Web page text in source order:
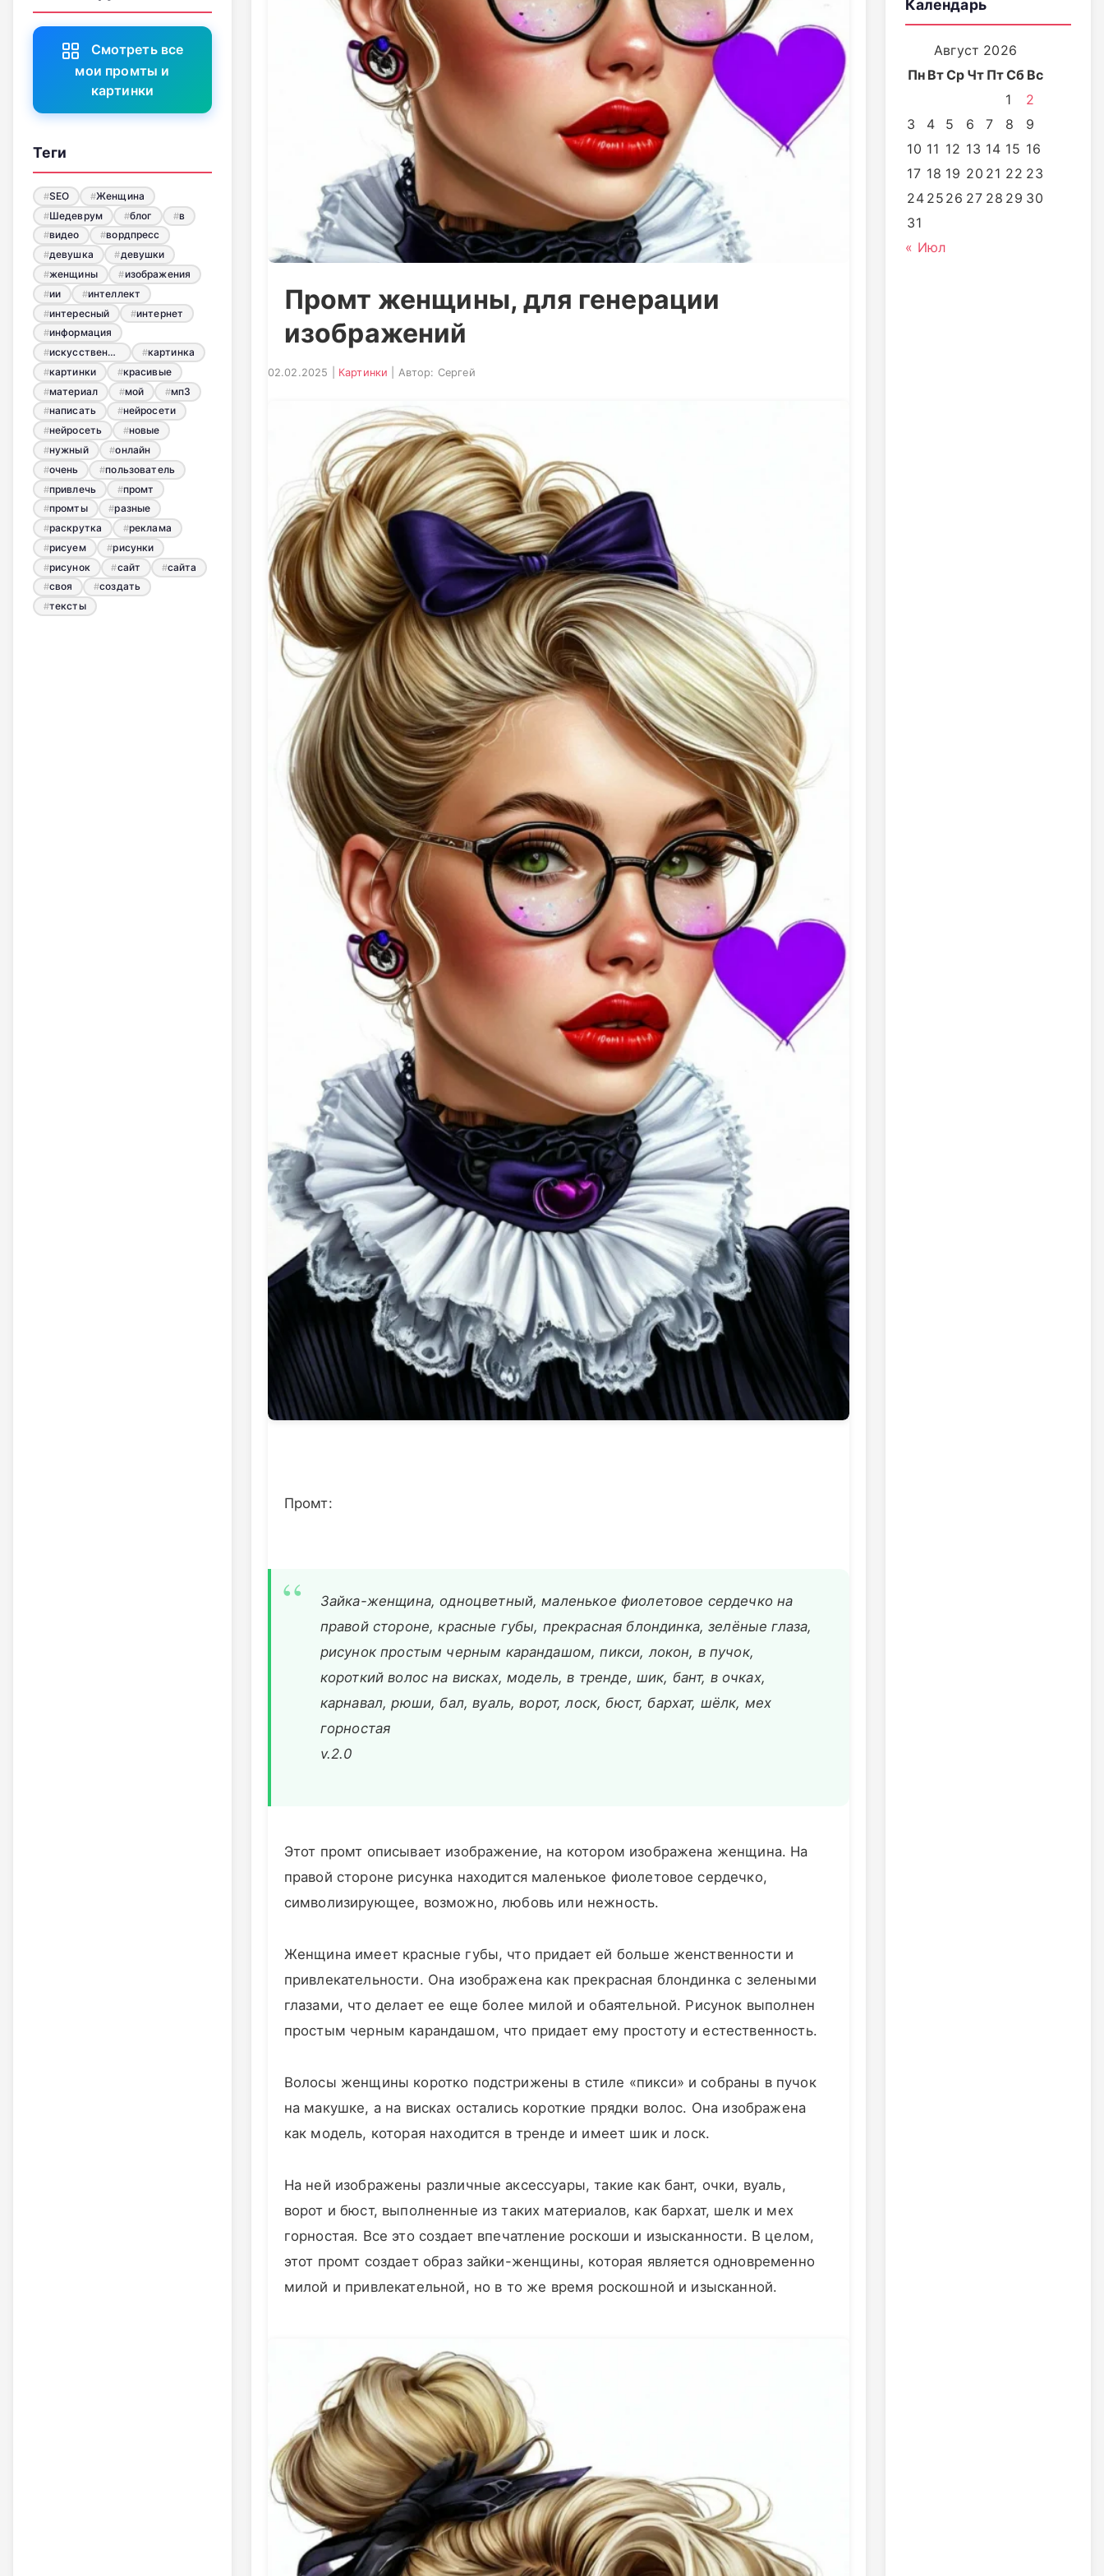
Смотреть все
мои промты и
картинки
Теги
SEO
Женщина
Шедеврум
блог
в
видео
вордпресс
девушка
девушки
женщины
изображения
ии
интеллект
интересный
интернет
информация
искусственный
картинка
картинки
красивые
материал
мой
мп3
написать
нейросети
нейросеть
новые
нужный
онлайн
очень
пользователь
привлечь
промт
промты
разные
раскрутка
реклама
рисуем
рисунки
рисунок
сайт
сайта
своя
создать
тексты
Промт женщины, для генерации
изображений
02.02.2025 | Картинки | Автор: Сергей
Промт:
Зайка-женщина, одноцветный, маленькое фиолетовое сердечко на
правой стороне, красные губы, прекрасная блондинка, зелёные глаза,
рисунок простым черным карандашом, пикси, локон, в пучок,
короткий волос на висках, модель, в тренде, шик, бант, в очках,
карнавал, рюши, бал, вуаль, ворот, лоск, бюст, бархат, шёлк, мех
горностая
v.2.0
Этот промт описывает изображение, на котором изображена женщина. На
правой стороне рисунка находится маленькое фиолетовое сердечко,
символизирующее, возможно, любовь или нежность.
Женщина имеет красные губы, что придает ей больше женственности и
привлекательности. Она изображена как прекрасная блондинка с зелеными
глазами, что делает ее еще более милой и обаятельной. Рисунок выполнен
простым черным карандашом, что придает ему простоту и естественность.
Волосы женщины коротко подстрижены в стиле «пикси» и собраны в пучок
на макушке, а на висках остались короткие прядки волос. Она изображена
как модель, которая находится в тренде и имеет шик и лоск.
На ней изображены различные аксессуары, такие как бант, очки, вуаль,
ворот и бюст, выполненные из таких материалов, как бархат, шелк и мех
горностая. Все это создает впечатление роскоши и изысканности. В целом,
этот промт создает образ зайки-женщины, которая является одновременно
милой и привлекательной, но в то же время роскошной и изысканной.
Календарь
Август 2026
Пн ВтСр Чт ПтСб Вс
1
2
3
4 5 6 7 8
9
10 11 12 13 14 15 16
17 18 19 20 21 22 23
24 25 26 27 28 29 30
31
« Июл